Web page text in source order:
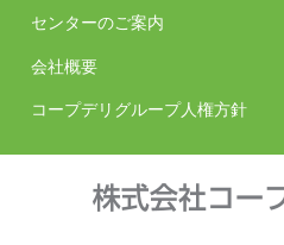
センターのご案内
会社概要
コープデリグループ人権方針